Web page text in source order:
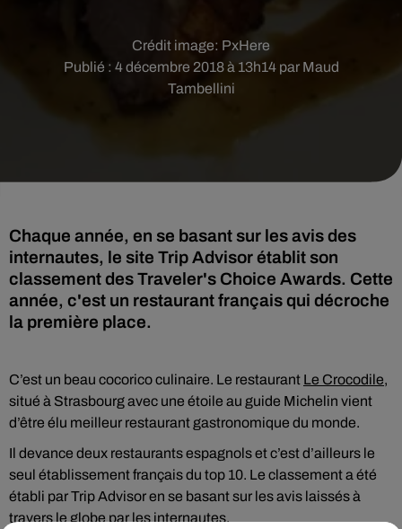
Publié : 4 décembre 2018 à 13h14 par Maud
Tambellini
Crédit image: PxHere
Chaque année, en se basant sur les avis des
internautes, le site Trip Advisor établit son
classement des Traveler's Choice Awards. Cette
année, c'est un restaurant français qui décroche
la première place.
C’est un beau cocorico culinaire. Le restaurant Le Crocodile,
situé à Strasbourg avec une étoile au guide Michelin vient
d’être élu meilleur restaurant gastronomique du monde.
Il devance deux restaurants espagnols et c’est d’ailleurs le
seul établissement français du top 10. Le classement a été
établi par Trip Advisor en se basant sur les avis laissés à
travers le globe par les internautes.